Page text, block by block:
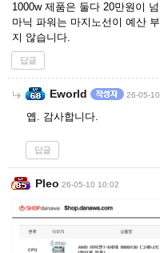
1000w 제품은 둘다 20만원이
마닉 파워는 마지노선이 예산
지 않습니다.
답글
Eworld 26-05-
옙. 감사합니다.
답글
Pleo 26-05-10 10:02